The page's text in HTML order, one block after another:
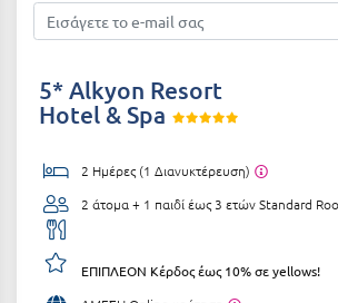
Άνδρος
Αράχωβα
Αργολίδα
Αριδαία
Αρκαδία
ΤΎΠΟΣ ΚΑΤΑΛΎΜΑΤΟΣ
Ξενοδοχεία 1 Αστέρι
Ξενοδοχεία 2 Αστέρων
Ξενοδοχεία 3 Αστέρων
Ξενοδοχεία 4 Αστέρων
Ξενοδοχεία 5 Αστέρων
Βίλες
5* Alkyon Resort
Hotel & Spa
2 Ημέρες (1 Διανυκτέρευση)
2 άτομα + 1 παιδί έως 3 ετώνStandard
ΕΠΙΠΛΕΟΝ Κέρδος έως 10% σε yellows!